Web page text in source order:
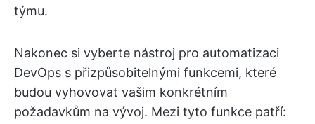
týmu.
Nakonec si vyberte nástroj pro automatizaci
DevOps s přizpůsobitelnými funkcemi, které
budou vyhovovat vašim konkrétním
požadavkům na vývoj. Mezi tyto funkce patří: